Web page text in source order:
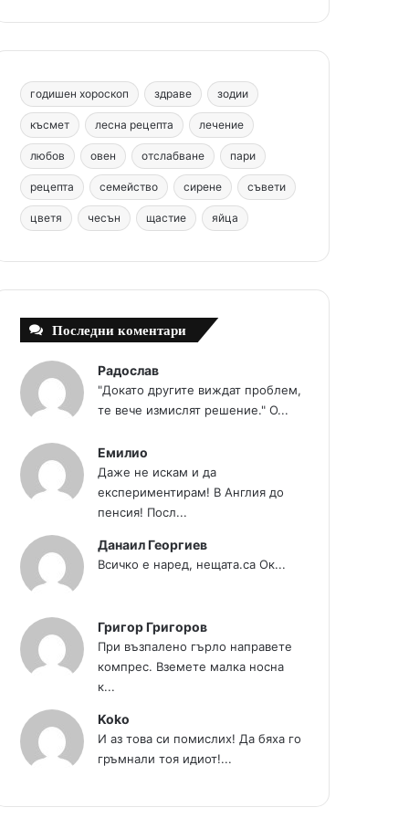
o
o
k
r
e
s
t
b
e
g
r
a
m
m
годишен хороскоп здраве зодии
късмет лесна рецепта лечение
любов овен отслабване пари
рецепта семейство сирене съвети
цветя чесън щастие яйца
Последни коментари
Радослав
"Докато другите виждат проблем,
те вече измислят решение." О...
Емилио
Даже не искам и да
експериментирам! В Англия до
пенсия! Посл...
Данаил Георгиев
Всичко е наред, нещата.са Ок...
Григор Григоров
При възпалено гърло направете
компрес. Вземете малка носна
к...
Koko
И аз това си помислих! Да бяха го
гръмнали тоя идиот!...